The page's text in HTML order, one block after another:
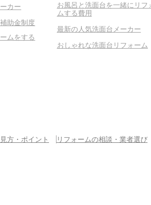
カー
助金制度
ムをする
お風呂と洗面台を一緒にリフ
ムする費用
最新の人気洗面台メーカー
おしゃれな洗面台リフォーム
方・ポイント リフォームの相談・業者選び